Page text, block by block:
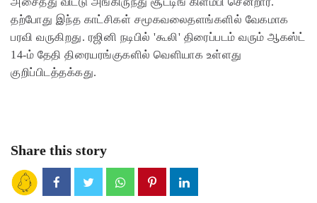
தற்போது இந்த காட்சிகள் சமூகவலைதளங்களில் வேகமாக
பரவி வருகிறது. ரஜினி நடிபில் 'கூலி' திரைப்படம் வரும் ஆகஸ்ட்
14-ம் தேதி திரையரங்குகளில் வெளியாக உள்ளது
குறிப்பிடத்தக்கது.
Share this story